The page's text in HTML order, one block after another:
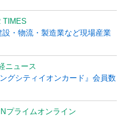
TIMES
・物流・製造業など現場産業
ニュース
グシティイオンカード』会員数
プライムオンライン